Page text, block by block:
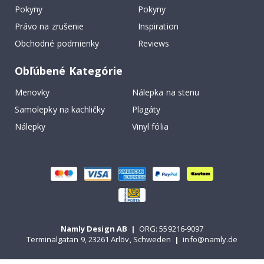
Pokyny
Právo na zrušenie
Obchodné podmienky
Pokyny
Inspiration
Reviews
Obľúbené Kategórie
Menovky
Nálepka na stenu
Samolepky na kachličky
Plagáty
Nálepky
Vinyl fólia
Namly Design AB | ORG: 559216-9097
Terminalgatan 9, 23261 Arlöv, Schweden | info@namly.de